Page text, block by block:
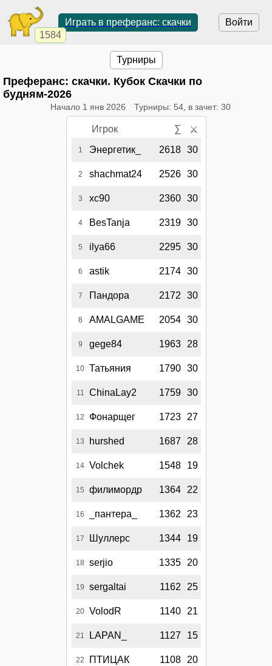
1584
Войти
Играть в преферанс: скачки
Турниры
Преферанс: скачки. Кубок Скачки по
будням-2026
Начало 1 янв 2026 Турниры: 54, в зачет: 30
Игрок ∑ ⚔
1 Энергетик_ 2618 30
2 shachmat24 2526 30
3 xc90 2360 30
4 BesTanja 2319 30
5 ilya66 2295 30
6 astik 2174 30
7 Пандора 2172 30
8 AMALGAME 2054 30
9 gege84 1963 28
10 Татьяния 1790 30
11 ChinaLay2 1759 30
12 Фонарщег 1723 27
13 hurshed 1687 28
14 Volchek 1548 19
15 филимордр 1364 22
16 _пантера_ 1362 23
17 Шуллерс 1344 19
18 serjio 1335 20
19 sergaltai 1162 25
20 VolodR 1140 21
21 LAPAN_ 1127 15
22 ПТИЦАК 1108 20